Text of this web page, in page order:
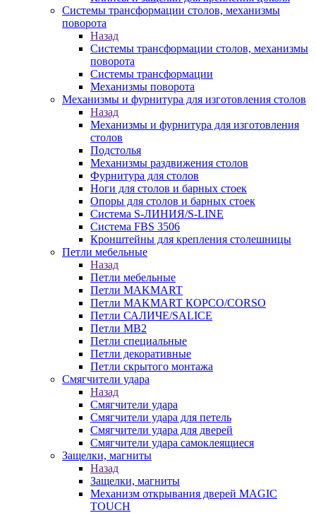
Системы трансформации столов, механизмы
поворота
Назад
Системы трансформации столов, механизмы
поворота
Системы трансформации
Механизмы поворота
Механизмы и фурнитура для изготовления столов
Назад
Механизмы и фурнитура для изготовления
столов
Подстолья
Механизмы раздвижения столов
Фурнитура для столов
Ноги для столов и барных стоек
Опоры для столов и барных стоек
Система S-ЛИНИЯ/S-LINE
Система FBS 3506
Кронштейны для крепления столешницы
Петли мебельные
Назад
Петли мебельные
Петли MAKMART
Петли MAKMART КОРСО/CORSO
Петли САЛИЧЕ/SALICE
Петли MB2
Петли специальные
Петли декоративные
Петли скрытого монтажа
Смягчители удара
Назад
Смягчители удара
Смягчители удара для петель
Смягчители удара для дверей
Cмягчители удара самоклеящиеся
Защелки, магниты
Назад
Защелки, магниты
Механизм открывания дверей MAGIC
TOUCH